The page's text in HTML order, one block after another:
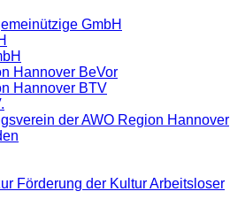
GmbH
Hannover BeVor
Hannover BTV
der AWO Region Hannover
Förderung der Kultur Arbeitsloser